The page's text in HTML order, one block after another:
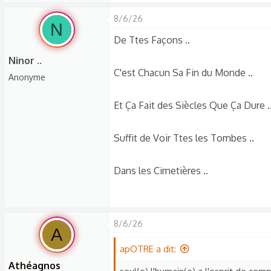
s
i
N
Ninor ..
Anonyme
8/6/26
De Ttes Façons ..
C'est Chacun Sa Fin du Monde ..
Et Ça Fait des Siècles Que Ça Dure
Suffit de Voir Ttes les Tombes ..
Dans les Cimetières ..
A
Athéagnos
8/6/26
apOTRE a dit: